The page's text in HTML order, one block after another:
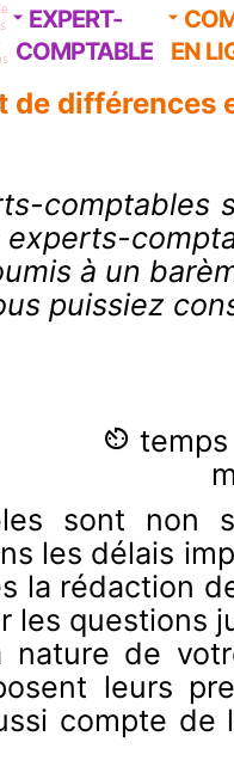
EXPERT-
COMPTABLE
EN
de différences
à un
puissiez
temps
sont non
les délais
la rédaction
les questions
nature de
leurs
compte